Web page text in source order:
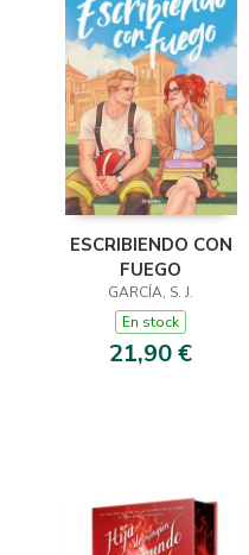
ESCRIBIENDO CON
FUEGO
GARCÍA, S. J.
En stock
21,90 €